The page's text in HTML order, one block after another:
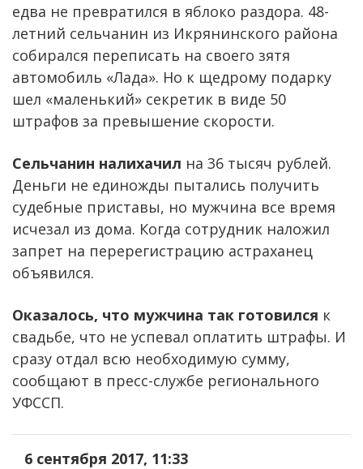
едва не превратился в яблоко раздора. 48-
летний сельчанин из Икрянинского района
собирался переписать на своего зятя
автомобиль «Лада». Но к щедрому подарку
шел «маленький» секретик в виде 50
штрафов за превышение скорости.
Сельчанин налихачил на 36 тысяч рублей.
Деньги не единожды пытались получить
судебные приставы, но мужчина все время
исчезал из дома. Когда сотрудник наложил
запрет на перерегистрацию астраханец
объявился.
Оказалось, что мужчина так готовился к
свадьбе, что не успевал оплатить штрафы. И
сразу отдал всю необходимую сумму,
сообщают в пресс-службе регионального
УФССП.
6 сентября 2017, 11:33